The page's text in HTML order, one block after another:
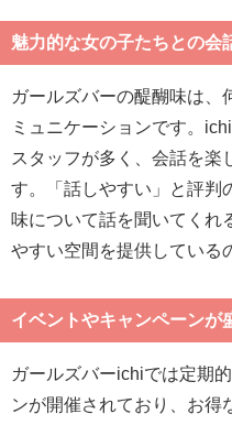
魅力的な女の子たちとの会
ガールズバーの醍醐味は、
ミュニケーションです。
スタッフが多く、会話を楽
す。「話しやすい」と評判
味について話を聞いてくれ
やすい空間を提供している
イベントやキャンペーンが
ガールズバーichiでは定期
ンが開催されており、お得